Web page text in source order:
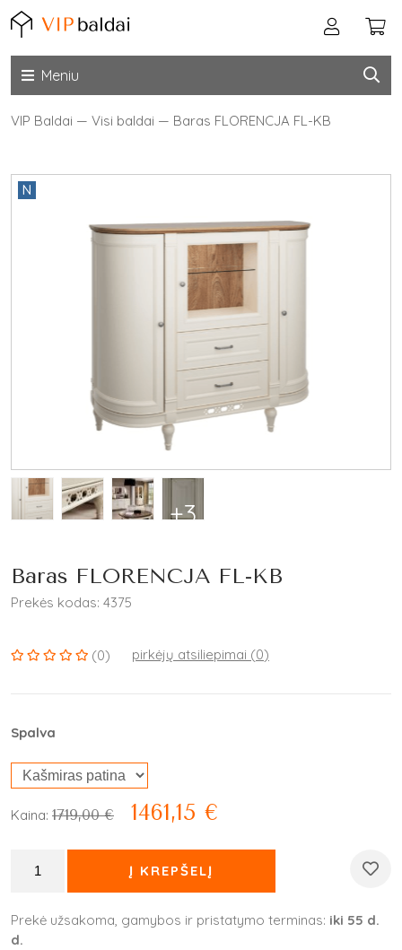
Meniu
VIP Baldai — Visi baldai — Baras FLORENCJA FL-KB
N
+3
Baras FLORENCJA FL-KB
Prekės kodas: 4375
(0) pirkėjų atsiliepimai (0)
Spalva
Kaina: 1719,00 € 1461,15 €
Į KREPŠELĮ
Prekė užsakoma, gamybos ir pristatymo terminas: iki 55 d.
d.